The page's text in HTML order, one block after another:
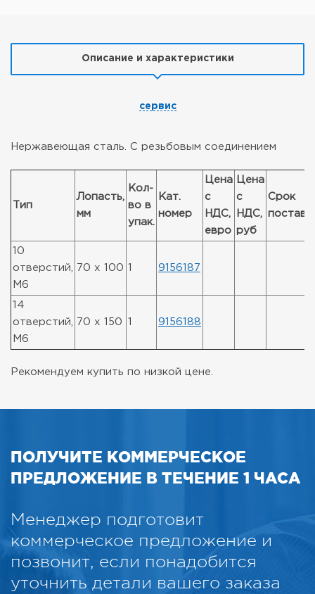
Описание и характеристики
сервис
Нержавеющая сталь. С резьбовым соединением
Тип
Лопасть,
мм
Кол-
во в
упак.
Кат.
номер
Цена
с
НДС,
евро
Цена
с
НДС,
руб
Срок
10
отверстий,
М6
70 x 100 9156187
14
отверстий,
М6
70 x 150 9156188
Рекомендуем купить по низкой цене.
ПОЛУЧИТЕ КОММЕРЧЕСКОЕ
ПРЕДЛОЖЕНИЕ В ТЕЧЕНИЕ 1 ЧАСА
Менеджер подготовит
коммерческое предложение и
позвонит, если понадобится
уточнить детали вашего заказа